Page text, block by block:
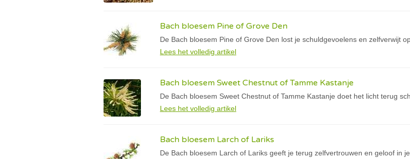
Bach bloesem Pine of Grove Den
De Bach bloesem Pine of Grove Den lost je schuldgevoelens en zelfverwijt
Lees het volledig artikel
Bach bloesem Sweet Chestnut of Tamme Kastanje
De Bach bloesem Sweet Chestnut of Tamme Kastanje doet het licht terug
Lees het volledig artikel
Bach bloesem Larch of Lariks
De Bach bloesem Larch of Lariks geeft je terug zelfvertrouwen en geloof in